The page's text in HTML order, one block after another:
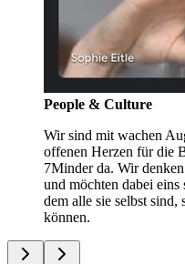
People & Culture
Wir sind mit wachen
offenen Herzen für die
7Minder da. Wir
und möchten dabei
dem alle sie selbst
können.